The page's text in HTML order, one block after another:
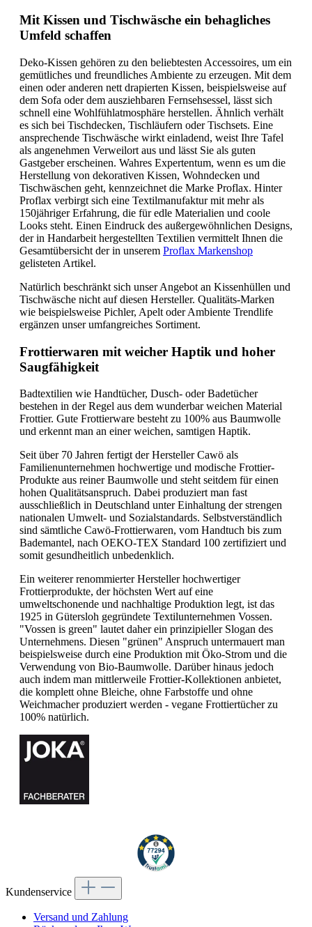
Mit Kissen und Tischwäsche ein behagliches
Umfeld schaffen
Deko-Kissen gehören zu den beliebtesten Accessoires, um ein
gemütliches und freundliches Ambiente zu erzeugen. Mit dem
einen oder anderen nett drapierten Kissen, beispielsweise auf
dem Sofa oder dem ausziehbaren Fernsehsessel, lässt sich
schnell eine Wohlfühlatmosphäre herstellen. Ähnlich verhält
es sich bei Tischdecken, Tischläufern oder Tischsets. Eine
ansprechende Tischwäsche wirkt einladend, weist Ihre Tafel
als angenehmen Verweilort aus und lässt Sie als guten
Gastgeber erscheinen. Wahres Expertentum, wenn es um die
Herstellung von dekorativen Kissen, Wohndecken und
Tischwäschen geht, kennzeichnet die Marke Proflax. Hinter
Proflax verbirgt sich eine Textilmanufaktur mit mehr als
150jähriger Erfahrung, die für edle Materialien und coole
Looks steht. Einen Eindruck des außergewöhnlichen Designs,
der in Handarbeit hergestellten Textilien vermittelt Ihnen die
Gesamtübersicht der in unserem Proflax Markenshop
gelisteten Artikel.
Natürlich beschränkt sich unser Angebot an Kissenhüllen und
Tischwäsche nicht auf diesen Hersteller. Qualitäts-Marken
wie beispielsweise Pichler, Apelt oder Ambiente Trendlife
ergänzen unser umfangreiches Sortiment.
Frottierwaren mit weicher Haptik und hoher
Saugfähigkeit
Badtextilien wie Handtücher, Dusch- oder Badetücher
bestehen in der Regel aus dem wunderbar weichen Material
Frottier. Gute Frottierware besteht zu 100% aus Baumwolle
und erkennt man an einer weichen, samtigen Haptik.
Seit über 70 Jahren fertigt der Hersteller Cawö als
Familienunternehmen hochwertige und modische Frottier-
Produkte aus reiner Baumwolle und steht seitdem für einen
hohen Qualitätsanspruch. Dabei produziert man fast
ausschließlich in Deutschland unter Einhaltung der strengen
nationalen Umwelt- und Sozialstandards. Selbstverständlich
sind sämtliche Cawö-Frottierwaren, vom Handtuch bis zum
Bademantel, nach OEKO-TEX Standard 100 zertifiziert und
somit gesundheitlich unbedenklich.
Ein weiterer renommierter Hersteller hochwertiger
Frottierprodukte, der höchsten Wert auf eine
umweltschonende und nachhaltige Produktion legt, ist das
1925 in Gütersloh gegründete Textilunternehmen Vossen.
"Vossen is green" lautet daher ein prinzipieller Slogan des
Unternehmens. Diesen "grünen" Anspruch untermauert man
beispielsweise durch eine Produktion mit Öko-Strom und die
Verwendung von Bio-Baumwolle. Darüber hinaus jedoch
auch indem man mittlerweile Frottier-Kollektionen anbietet,
die komplett ohne Bleiche, ohne Farbstoffe und ohne
Weichmacher produziert werden - vegane Frottiertücher zu
100% natürlich.
Kundenservice
Versand und Zahlung